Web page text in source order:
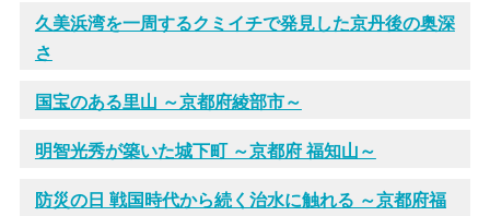
久美浜湾を一周するクミイチで発見した京丹後の奥深
さ
国宝のある里山 ～京都府綾部市～
明智光秀が築いた城下町 ～京都府 福知山～
防災の日 戦国時代から続く治水に触れる ～京都府福